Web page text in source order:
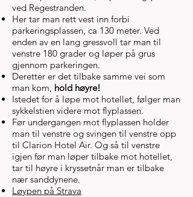
ved Regestranden.
Her tar man rett vest inn forbi
parkeringsplassen, ca 130 meter. Ved
enden av en lang gressvoll tar man til
venstre 180 grader og løper på grus
gjennom parkeringen.
Deretter er det tilbake samme vei som
man kom, hold høyre!
Istedet for å løpe mot hotellet, følger man
sykkelstien videre mot flyplassen.
Før undergangen mot flyplassen holder
man til venstre og svingen til venstre opp
til Clarion Hotel Air. Og så til venstre
igjen før man løper tilbake mot hotellet,
tar til høyre i kryssetnår man er tilbake
nær sanddynene.
Løypen på Strava